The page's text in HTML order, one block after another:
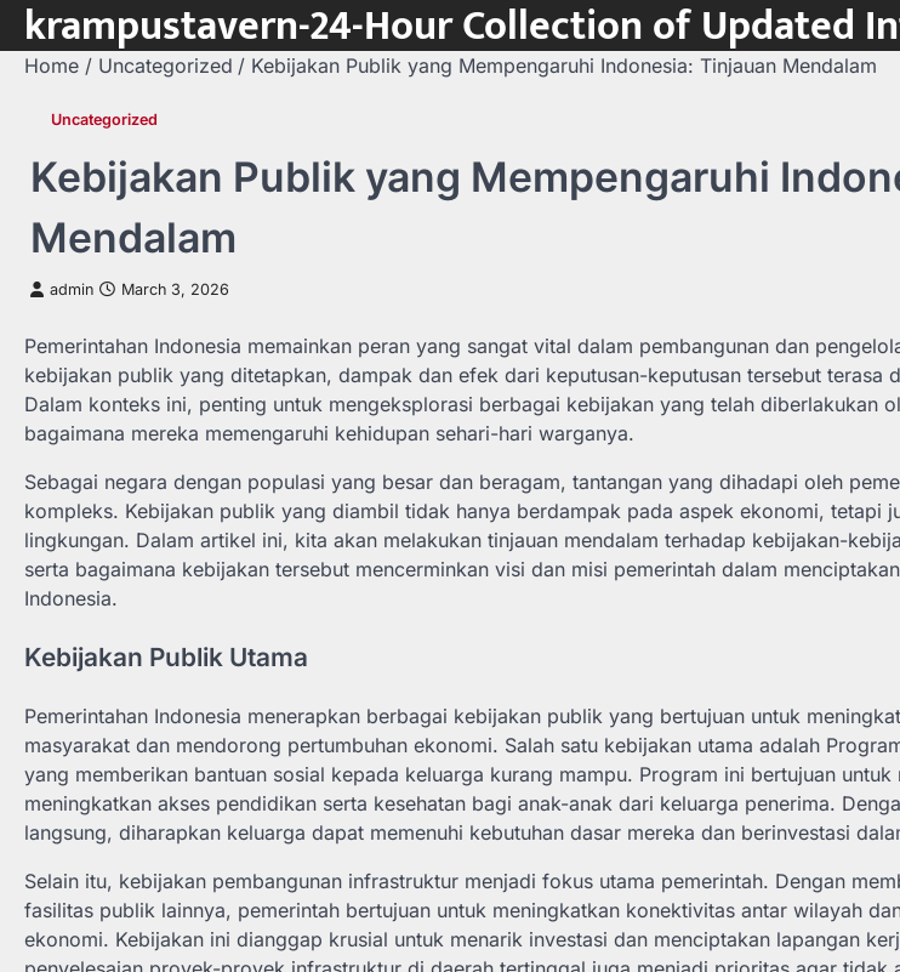
Skip
content
krampustavern-24-Hour Collection of Updated
Home Uncategorized Kebijakan Publik yang Mempengaruhi Indonesia: Tinjauan Mendalam
Uncategorized
Kebijakan Publik yang Mempengaruhi
Mendalam
admin March 3, 2026
Pemerintahan Indonesia memainkan peran yang sangat vital dalam pembangunan dan
kebijakan publik yang ditetapkan, dampak dan efek dari keputusan-keputusan tersebut terasa
Dalam konteks ini, penting untuk mengeksplorasi berbagai kebijakan yang telah diberlakukan
bagaimana mereka memengaruhi kehidupan sehari-hari warganya.
Sebagai negara dengan populasi yang besar dan beragam, tantangan yang dihadapi oleh
kompleks. Kebijakan publik yang diambil tidak hanya berdampak pada aspek ekonomi, tetapi
lingkungan. Dalam artikel ini, kita akan melakukan tinjauan mendalam terhadap kebijakan-
serta bagaimana kebijakan tersebut mencerminkan visi dan misi pemerintah dalam
Indonesia.
Kebijakan Publik Utama
Pemerintahan Indonesia menerapkan berbagai kebijakan publik yang bertujuan untuk
masyarakat dan mendorong pertumbuhan ekonomi. Salah satu kebijakan utama adalah
yang memberikan bantuan sosial kepada keluarga kurang mampu. Program ini bertujuan
meningkatkan akses pendidikan serta kesehatan bagi anak-anak dari keluarga penerima.
langsung, diharapkan keluarga dapat memenuhi kebutuhan dasar mereka dan berinvestasi
Selain itu, kebijakan pembangunan infrastruktur menjadi fokus utama pemerintah. Dengan
fasilitas publik lainnya, pemerintah bertujuan untuk meningkatkan konektivitas antar wilayah
ekonomi. Kebijakan ini dianggap krusial untuk menarik investasi dan menciptakan lapangan